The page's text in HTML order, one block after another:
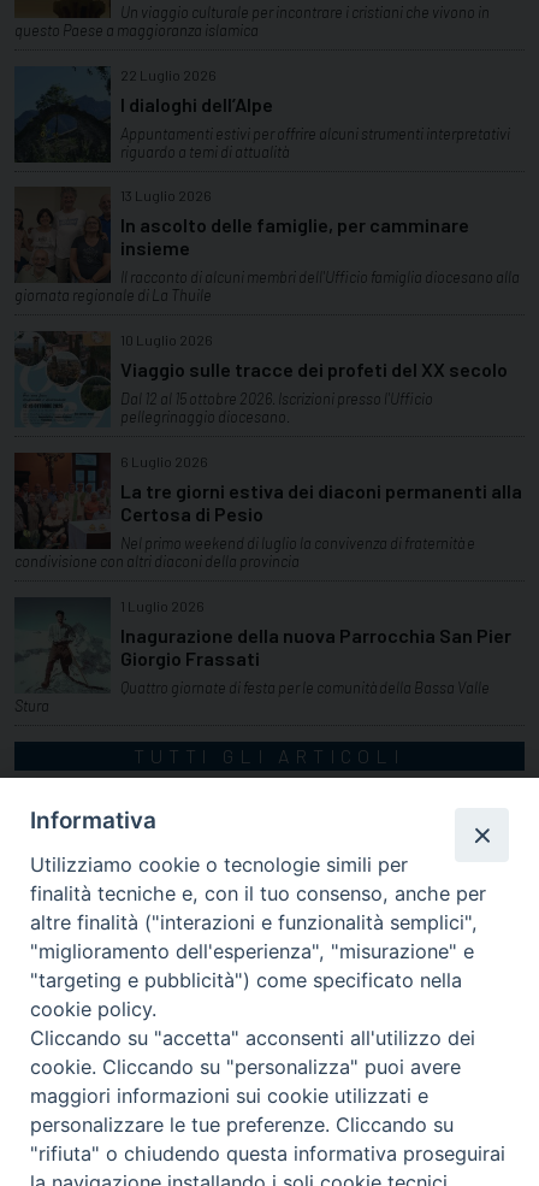
Un viaggio culturale per incontrare i cristiani che vivono in
questo Paese a maggioranza islamica
22 Luglio 2026
I dialoghi dell’Alpe
Appuntamenti estivi per offrire alcuni strumenti interpretativi
riguardo a temi di attualità
13 Luglio 2026
In ascolto delle famiglie, per camminare
insieme
Il racconto di alcuni membri dell'Ufficio famiglia diocesano alla
giornata regionale di La Thuile
10 Luglio 2026
Viaggio sulle tracce dei profeti del XX secolo
Dal 12 al 15 ottobre 2026. Iscrizioni presso l'Ufficio
pellegrinaggio diocesano.
6 Luglio 2026
La tre giorni estiva dei diaconi permanenti alla
Certosa di Pesio
Nel primo weekend di luglio la convivenza di fraternità e
condivisione con altri diaconi della provincia
1 Luglio 2026
Inagurazione della nuova Parrocchia San Pier
Giorgio Frassati
Quattro giornate di festa per le comunità della Bassa Valle
Stura
TUTTI GLI ARTICOLI
via Amedeo Rossi, 28 - 12100 Cuneo
segreteriagenerale@diocesicuneofossano.it
c.f. 96017380047
Informativa
Utilizziamo cookie o tecnologie simili per
finalità tecniche e, con il tuo consenso, anche per
altre finalità ("interazioni e funzionalità semplici",
"miglioramento dell'esperienza", "misurazione" e
"targeting e pubblicità") come specificato nella
cookie policy.
Cliccando su "accetta" acconsenti all'utilizzo dei
cookie. Cliccando su "personalizza" puoi avere
maggiori informazioni sui cookie utilizzati e
personalizzare le tue preferenze. Cliccando su
"rifiuta" o chiudendo questa informativa proseguirai